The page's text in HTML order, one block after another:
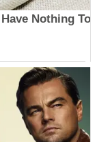
Nothing To